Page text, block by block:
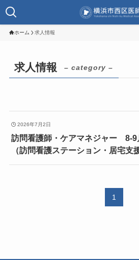
ホーム 求人情報
求人情報 – category –
2026年7月2日
訪問看護師・ケアマネジャー 8-9
（訪問看護ステーション・居宅支
1